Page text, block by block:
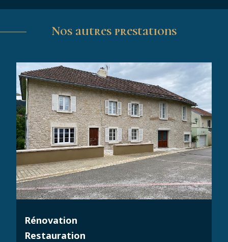
Nos autres prestations
Rénovation
Restauration